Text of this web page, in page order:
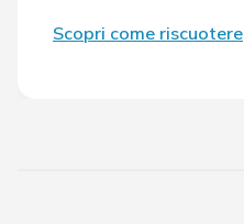
Scopri come riscuotere